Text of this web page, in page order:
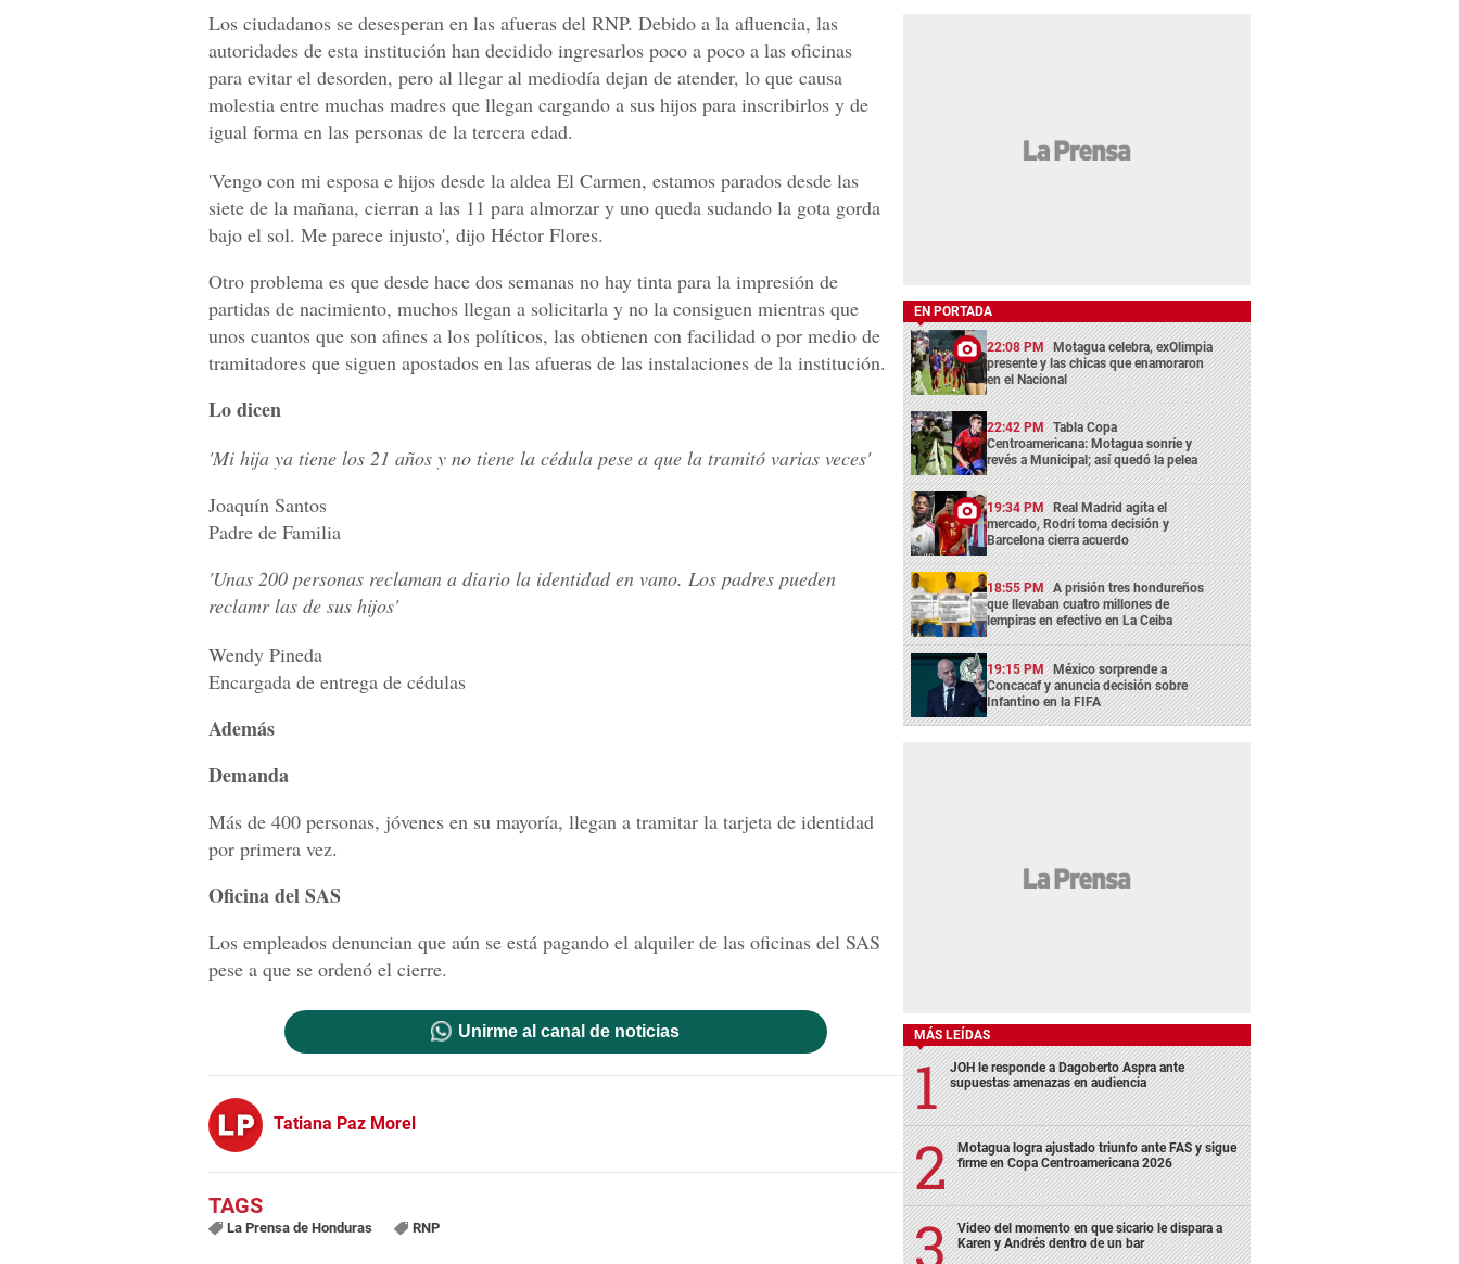
Los ciudadanos se desesperan en las afueras del RNP. Debido a la afluencia, las
autoridades de esta institución han decidido ingresarlos poco a poco a las oficinas
para evitar el desorden, pero al llegar al mediodía dejan de atender, lo que causa
molestia entre muchas madres que llegan cargando a sus hijos para inscribirlos y de
igual forma en las personas de la tercera edad.
'Vengo con mi esposa e hijos desde la aldea El Carmen, estamos parados desde las
siete de la mañana, cierran a las 11 para almorzar y uno queda sudando la gota gorda
bajo el sol. Me parece injusto', dijo Héctor Flores.
Otro problema es que desde hace dos semanas no hay tinta para la impresión de
partidas de nacimiento, muchos llegan a solicitarla y no la consiguen mientras que
unos cuantos que son afines a los políticos, las obtienen con facilidad o por medio de
tramitadores que siguen apostados en las afueras de las instalaciones de la institución.
Lo dicen
'Mi hija ya tiene los 21 años y no tiene la cédula pese a que la tramitó varias veces'
Joaquín Santos
Padre de Familia
'Unas 200 personas reclaman a diario la identidad en vano. Los padres pueden
reclamr las de sus hijos'
Wendy Pineda
Encargada de entrega de cédulas
Además
Demanda
Más de 400 personas, jóvenes en su mayoría, llegan a tramitar la tarjeta de identidad
por primera vez.
Oficina del SAS
Los empleados denuncian que aún se está pagando el alquiler de las oficinas del SAS
pese a que se ordenó el cierre.
Unirme al canal de noticias
Tatiana Paz Morel
La Prensa de Honduras RNP
EN PORTADA
22:08 PM Motagua celebra, exOlimpia
presente y las chicas que enamoraron
en el Nacional
22:42 PM Tabla Copa
Centroamericana: Motagua sonríe y
revés a Municipal; así quedó la pelea
19:34 PM Real Madrid agita el
mercado, Rodri toma decisión y
Barcelona cierra acuerdo
18:55 PM A prisión tres hondureños
que llevaban cuatro millones de
lempiras en efectivo en La Ceiba
19:15 PM México sorprende a
Concacaf y anuncia decisión sobre
Infantino en la FIFA
MÁS LEÍDAS
JOH le responde a Dagoberto Aspra ante
supuestas amenazas en audiencia
Motagua logra ajustado triunfo ante FAS y sigue
firme en Copa Centroamericana 2026
Video del momento en que sicario le dispara a
Karen y Andrés dentro de un bar